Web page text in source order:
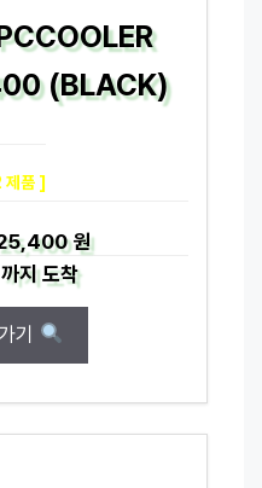
(BLACK)
제품 ]
원
까지도착
기